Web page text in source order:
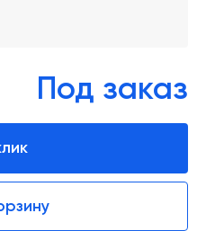
под
безопасности
заводов и
Под заказ